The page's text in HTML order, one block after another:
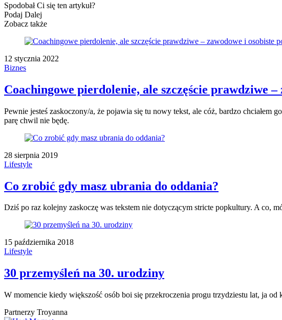
Spodobał Ci się ten artykuł?
Podaj Dalej
Zobacz także
12 stycznia 2022
Biznes
Coachingowe pierdolenie, ale szczęście prawdziwe
Pewnie jesteś zaskoczony/a, że pojawia się tu nowy tekst, ale cóż, bardzo
parę chwil nie będę.
28 sierpnia 2019
Lifestyle
Co zrobić gdy masz ubrania do oddania?
Dziś po raz kolejny zaskoczę was tekstem nie dotyczącym stricte popkultury. A co,
15 października 2018
Lifestyle
30 przemyśleń na 30. urodziny
W momencie kiedy większość osób boi się przekroczenia progu trzydziestu lat, ja od
Partnerzy Troyanna